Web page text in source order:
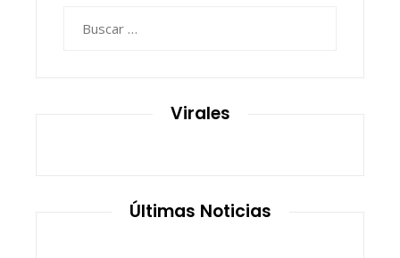
Virales
Últimas Noticias